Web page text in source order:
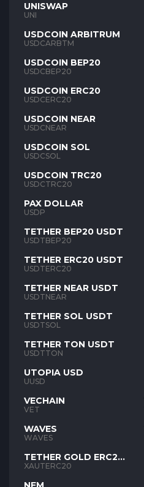
UNISWAP
UNI
USDCOIN ARBITRUM
USDCARBTM
USDCOIN BEP20
USDCBEP20
USDCOIN ERC20
USDCERC20
USDCOIN NEAR
USDCNEAR
USDCOIN SOL
USDCSOL
USDCOIN TRC20
USDCTRC20
PAX DOLLAR
USDP
TETHER BEP20 USDT
USDTBEP20
TETHER ERC20 USDT
USDTERC20
TETHER NEAR USDT
USDTNEAR
TETHER SOL USDT
USDTSOL
TETHER TON USDT
USDTTON
UTOPIA USD
UUSD
VECHAIN
VET
WAVES
WAVES
TETHER GOLD ERC20
XAUT
XAUTERC20